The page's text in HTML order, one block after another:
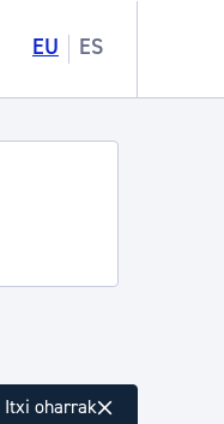
EU ES
Itxi oharrak